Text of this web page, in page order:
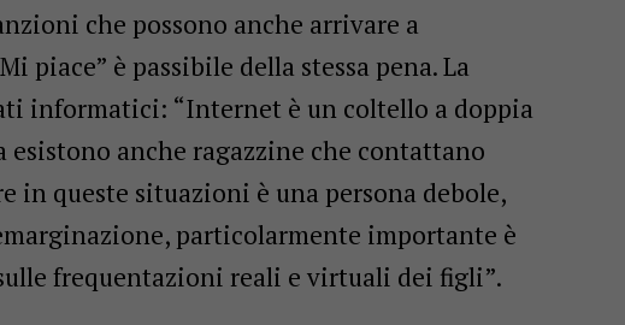
che possono anche arrivare a
piace” è passibile della stessa pena. La
informatici: “Internet è un coltello a doppia
esistono anche ragazzine che contattano
in queste situazioni è una persona debole,
particolarmente importante è
frequentazioni reali e virtuali dei figli”.